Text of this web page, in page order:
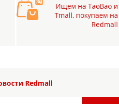
Ищем на TaoBao и
Tmall, покупаем на
Redmall
Redmall